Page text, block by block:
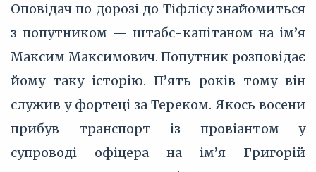
Оповідач по дорозі до Тіфлісу знайомиться
з попутником — штабс-капітаном на ім’‎я
Максим Максимович. Попутник розповідає
йому таку історію. П’‎ять років тому він
служив у фортеці за Тереком. Якось восени
прибув транспорт із провіантом у
супроводі офіцера на ім’‎я Григорій